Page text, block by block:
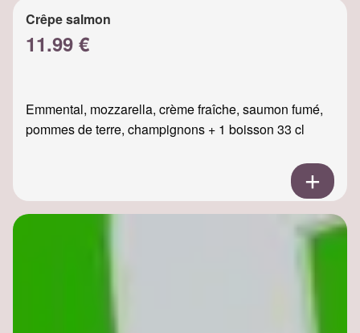
Crêpe salmon
11.99 €
Emmental, mozzarella, crème fraîche, saumon fumé,
pommes de terre, champignons + 1 boisson 33 cl